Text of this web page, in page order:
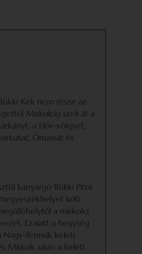
Kék nem része az
Miskolcig szeli át a
a Hór-völgyet,
Ómassát és
kanyargó Bükki Piros
köti
a miskolci
Ezalatt a hegység
Nagy-fennsík keleti
Miskolc után a keleti